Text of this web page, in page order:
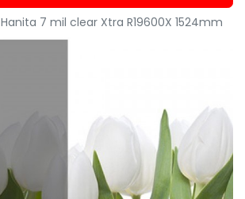
Hanita 7 mil clear Xtra R19600X 1524mm